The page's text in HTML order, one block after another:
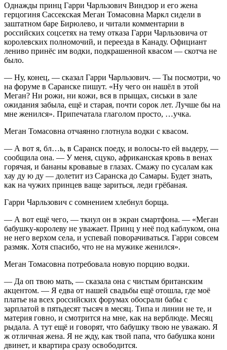
Однажды принц Гарри Чарльзович Виндзор и его жена
герцогиня Сассекская Меган Томасовна Маркл сидели в
заштатном баре Бирюлево, и читали комментарии в
российских соцсетях на тему отказа Гарри Чарльзовича от
королевских полномочий, и переезда в Канаду. Официант
лениво принёс им водки, подкрашенной квасом — скотча не
было.
— Ну, конец, — сказал Гарри Чарльзович. — Ты посмотри, чо
на форуме в Саранске пишут. «Ну чего он нашёл в этой
Меган? Ни рожи, ни кожи, вся в прыщах, сиськи в зале
ожидания забыла, ещё и старая, почти сорок лет. Лучше бы на
мне женился». Припечатала глаголом просто, …учка.
Меган Томасовна отчаянно глотнула водки с квасом.
— А вот я, бл…ь, в Саранск поеду, и волосы-то ей выдеру, —
сообщила она. — У меня, сцуко, африканская кровь в венах
горячая, и бананы кровавые в глазах. Смажу по сусалам как
хау ду ю ду — долетит из Саранска до Самары. Будет знать,
как на чужих принцев ваще зариться, леди грёбаная.
Гарри Чарльзович с сомнением хлебнул борща.
— А вот ещё чего, — ткнул он в экран смартфона. — «Меган
бабушку-королеву не уважает. Принц у неё под каблуком, она
не него верхом села, и успевай поворачиваться. Гарри совсем
размяк. Хотя спасибо, что не на мужике женился».
Меган Томасовна потребовала новую порцию водки.
— Да оп твою мать, — сказала она с чистым британским
акцентом. — Я едва от нашей свадьбы ещё отошла, где моё
платье на всех российских форумах обосрали бабы с
зарплатой в пятьдесят тысяч в месяц. Типа и линии не те, и
материя говно, и смотрится на мне, как на верблюде. Месяц
рыдала. А тут ещё и говорят, что бабушку твою не уважаю. Я
ж отличная жена. Я не жду, как твой папа, что бабушка кони
двинет, и квартира сразу освободится.